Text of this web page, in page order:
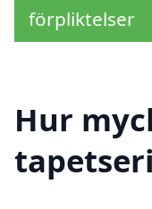
förpliktelser
Hur